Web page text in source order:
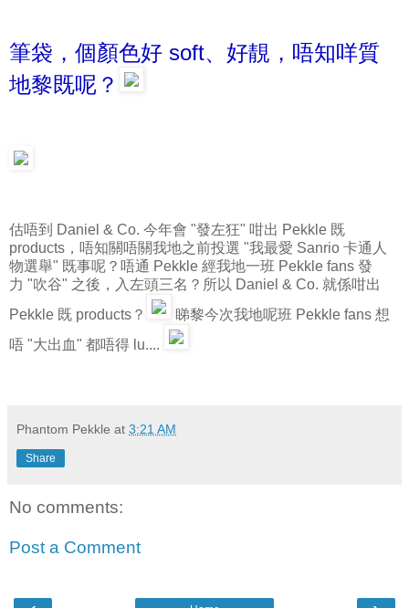
筆袋，個顏色好 soft、好靚，唔知咩質
地黎既呢？
估唔到 Daniel & Co. 今年會 "發左狂" 咁出 Pekkle 既
products，唔知關唔關我地之前投選 "我最愛 Sanrio 卡通人
物選舉" 既事呢？唔通 Pekkle 經我地一班 Pekkle fans 發
力 "吹谷" 之後，入左頭三名？所以 Daniel & Co. 就係咁出
Pekkle 既 products？
睇黎今次我地呢班 Pekkle fans 想
唔 "大出血" 都唔得 lu....
Phantom Pekkle at 3:21 AM
Share
No comments:
Post a Comment